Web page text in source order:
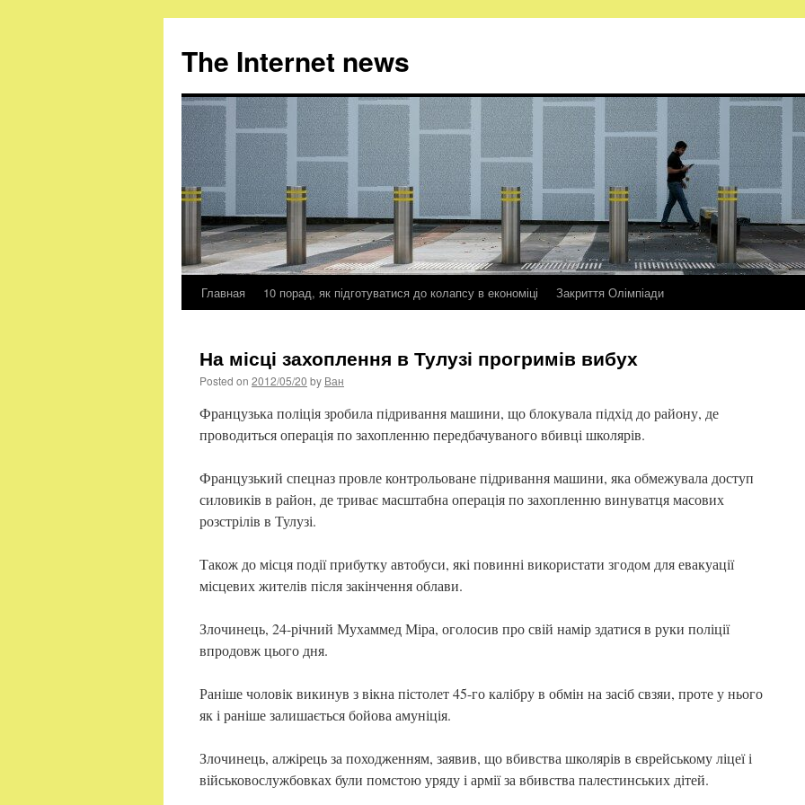
The Internet news
Skip
content
Главная 10 порад, як підготуватися до колапсу в економіці Закриття Олімпіади
На місці захоплення в Тулузі прогримів вибух
Posted on 2012/05/20 by Ван
Французька поліція зробила підривання машини, що блокувала підхід до району, де
проводиться операція по захопленню передбачуваного вбивці школярів.
Французький спецназ провле контрольоване підривання машини, яка обмежувала доступ
силовиків в район, де триває масштабна операція по захопленню винуватця масових
розстрілів в Тулузі.
Також до місця події прибутку автобуси, які повинні використати згодом для евакуації
місцевих жителів після закінчення облави.
Злочинець, 24-річний Мухаммед Міра, оголосив про свій намір здатися в руки поліції
впродовж цього дня.
Раніше чоловік викинув з вікна пістолет 45-го калібру в обмін на засіб свзяи, проте у нього
як і раніше залишається бойова амуніція.
Злочинець, алжірець за походженням, заявив, що вбивства школярів в єврейському ліцеї і
військовослужбовках були помстою уряду і армії за вбивства палестинських дітей.